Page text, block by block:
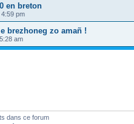
en breton
pm
brezhoneg zo amañ !
am
dans ce forum